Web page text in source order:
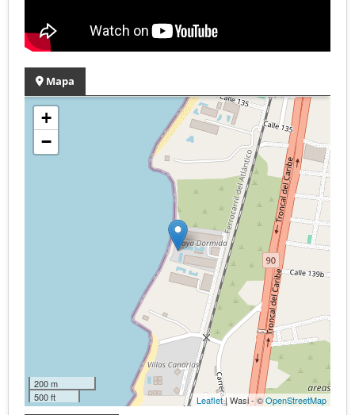
Mapa
+
−
200 m
500 ft
Leaflet| Wasi - ©OpenStreetMap